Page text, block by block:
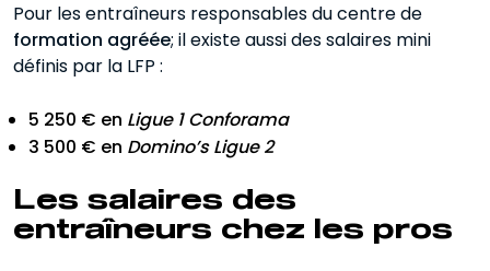
Pour les entraîneurs responsables du centre de
formation agréée; il existe aussi des salaires mini
définis par la LFP :
5 250 € en Ligue 1 Conforama
3 500 € en Domino’s Ligue 2
Les salaires des
entraîneurs chez les pros